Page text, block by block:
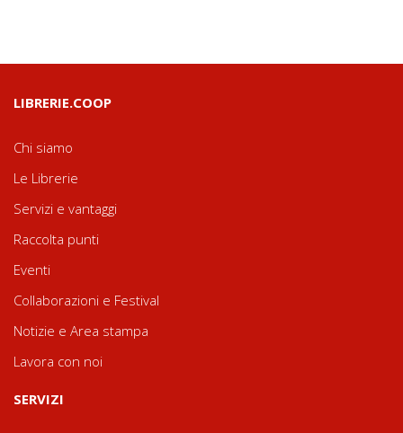
LIBRERIE.COOP
Chi siamo
Le Librerie
Servizi e vantaggi
Raccolta punti
Eventi
Collaborazioni e Festival
Notizie e Area stampa
Lavora con noi
SERVIZI